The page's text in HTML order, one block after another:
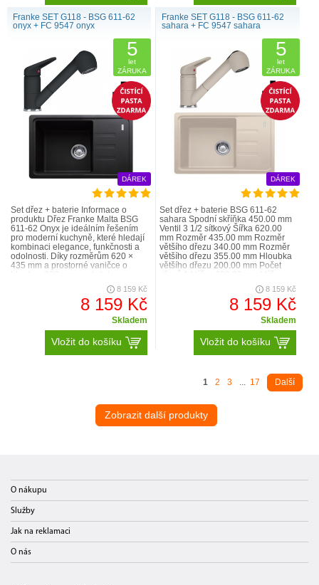
Franke SET G118 - BSG 611-62
onyx + FC 9547 onyx
5
let
ZÁRUKA
DÁREK
Set dřez + baterie Informace o
produktu Dřez Franke Malta BSG
611-62 Onyx je ideálním řešením
pro moderní kuchyně, které hledají
kombinaci elegance, funkčnosti a
odolnosti. Díky rozměrům 620 ×
435 mm a prostorné vaničce o
dostatek prostoru pro myt.. 8 159 Kč
8 159 Kč
Skladem
Vložit do košíku
Franke SET G118 - BSG 611-62
sahara + FC 9547 sahara
5
let
ZÁRUKA
DÁREK
Set dřez + baterie BSG 611-62
sahara Spodní skříňka 450.00 mm
Ventil 3 1/2 sítkový Šířka 620.00
mm Rozměr 435.00 mm Rozměr
většího dřezu 340.00 mm Rozměr
většího dřezu 355.00 mm Hloubka
většího dřezu 200.00 mm Počet
8 159 Kč
8 159 Kč
Skladem
Vložit do košíku
1 2 3 ... 17 Další
Zobrazit další produkty
O nákupu
Služby
Jak na reklamaci
O nás